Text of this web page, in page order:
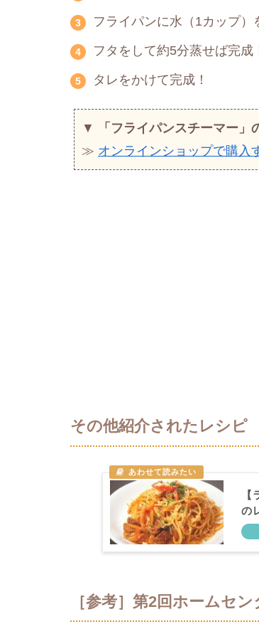
フライパンに水（1カップ）
フタをして約5分蒸せば完成
タレをかけて完成！
▼ 「フライパンスチーマー」
≫ オンラインショップで購入
その他紹介されたレシピ
の
［参考］第2回ホームセ